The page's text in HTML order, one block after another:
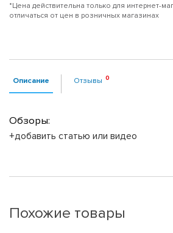
*Цена действительна только для интернет-
отличаться от цен в розничных магазинах
Описание Отзывы
Обзоры:
+добавить статью или видео
Похожие товары